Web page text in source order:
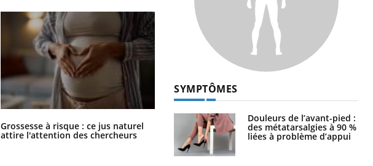
Grossesse à risque : ce jus naturel
attire l'attention des chercheurs
Comment oublier les écrans en
vacances ?
SYMPTÔMES
Douleurs de l’avant-pied :
des métatarsalgies à 90 %
liées à problème d’appui